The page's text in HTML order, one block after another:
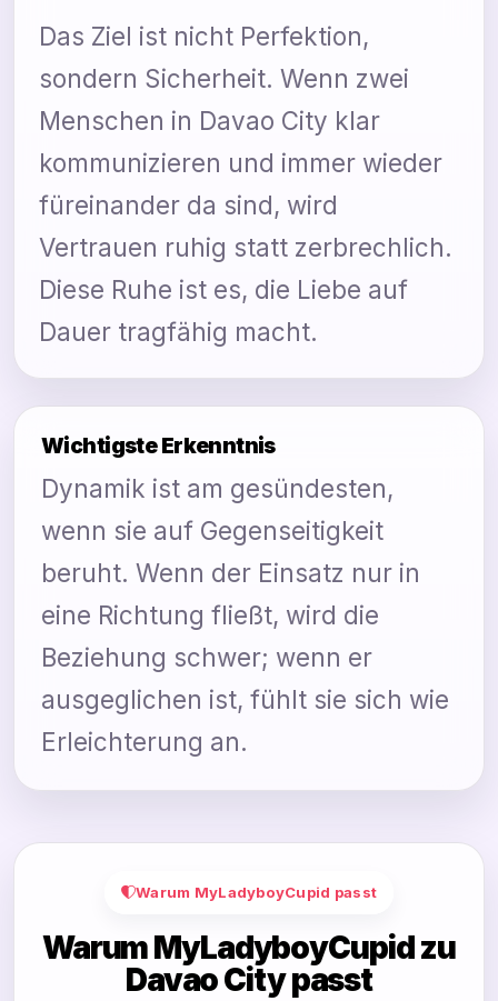
Das Ziel ist nicht Perfektion,
sondern Sicherheit. Wenn zwei
Menschen in Davao City klar
kommunizieren und immer wieder
füreinander da sind, wird
Vertrauen ruhig statt zerbrechlich.
Diese Ruhe ist es, die Liebe auf
Dauer tragfähig macht.
Wichtigste Erkenntnis
Dynamik ist am gesündesten,
wenn sie auf Gegenseitigkeit
beruht. Wenn der Einsatz nur in
eine Richtung fließt, wird die
Beziehung schwer; wenn er
ausgeglichen ist, fühlt sie sich wie
Erleichterung an.
Warum MyLadyboyCupid passt
Warum MyLadyboyCupid zu
Davao City passt